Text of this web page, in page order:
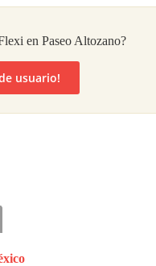
en Paseo Altozano?
usuario!